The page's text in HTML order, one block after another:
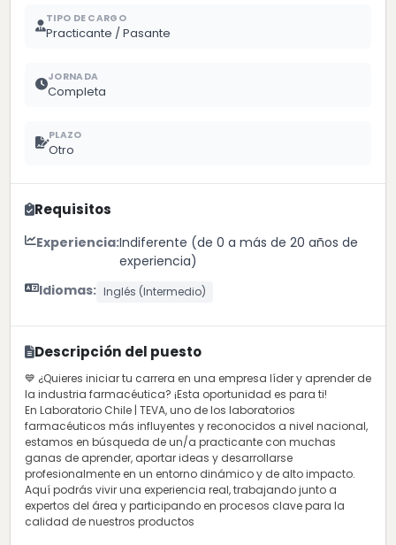
TIPO DE CARGO
Practicante / Pasante
JORNADA
Completa
PLAZO
Otro
Requisitos
Experiencia:Indiferente (de 0 a más de 20 años de
experiencia)
Idiomas: Inglés (Intermedio)
Descripción del puesto
💙 ¿Quieres iniciar tu carrera en una empresa líder y aprender de
la industria farmacéutica? ¡Esta oportunidad es para ti!
En Laboratorio Chile | TEVA, uno de los laboratorios
farmacéuticos más influyentes y reconocidos a nivel nacional,
estamos en búsqueda de un/a practicante con muchas
ganas de aprender, aportar ideas y desarrollarse
profesionalmente en un entorno dinámico y de alto impacto.
Aquí podrás vivir una experiencia real, trabajando junto a
expertos del área y participando en procesos clave para la
calidad de nuestros productos